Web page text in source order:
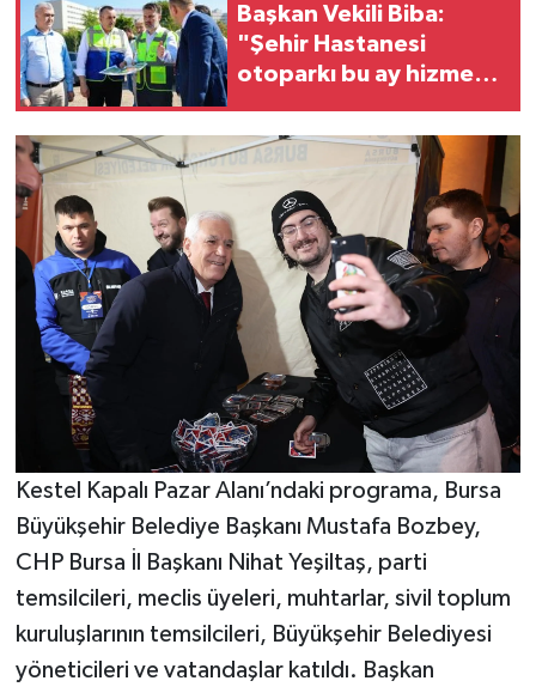
Başkan Vekili Biba:
"Şehir Hastanesi
otoparkı bu ay hizmete
Kestel Kapalı Pazar Alanı’ndaki programa, Bursa
Büyükşehir Belediye Başkanı Mustafa Bozbey,
CHP Bursa İl Başkanı Nihat Yeşiltaş, parti
temsilcileri, meclis üyeleri, muhtarlar, sivil toplum
kuruluşlarının temsilcileri, Büyükşehir Belediyesi
yöneticileri ve vatandaşlar katıldı. Başkan